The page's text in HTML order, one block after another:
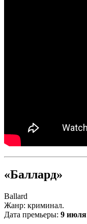
«Баллард»
Ballard
Жанр: криминал.
Дата премьеры: 9 июля